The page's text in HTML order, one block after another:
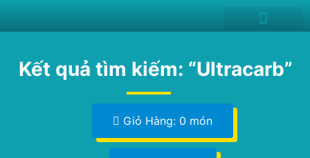
Kết quả tìm kiếm: “Ultracarb”
Giỏ Hàng: 0 món